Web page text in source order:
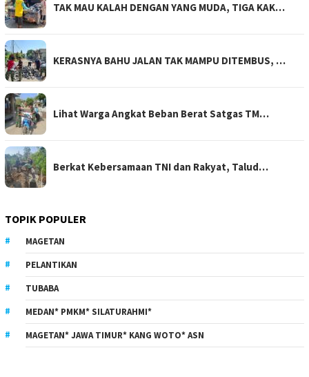
TAK MAU KALAH DENGAN YANG MUDA, TIGA KAK…
KERASNYA BAHU JALAN TAK MAMPU DITEMBUS, …
Lihat Warga Angkat Beban Berat Satgas TM…
Berkat Kebersamaan TNI dan Rakyat, Talud…
TOPIK POPULER
MAGETAN
PELANTIKAN
TUBABA
MEDAN* PMKM* SILATURAHMI*
MAGETAN* JAWA TIMUR* KANG WOTO* ASN